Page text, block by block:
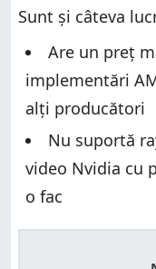
Sunt și câteva
Are un preț
implementări
alți producători
Nu suportă
video Nvidia cu
o fac